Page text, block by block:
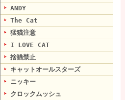
ANDY
The Cat
猛猫注意
I LOVE CAT
捨猫禁止
キャットオールスターズ
ニッキー
クロックムッシュ